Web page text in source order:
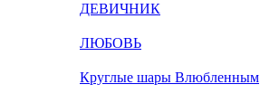
ДЕВИЧНИК
ЛЮБОВЬ
Круглые шары Влюбленным